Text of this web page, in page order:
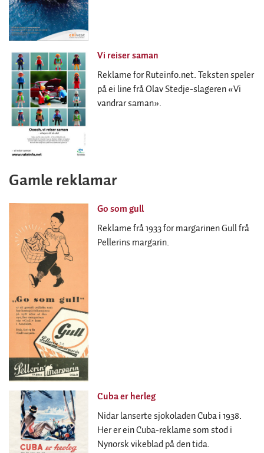
Vi reiser saman
Reklame for Ruteinfo.net. Teksten speler
på ei line frå Olav Stedje-slageren «Vi
vandrar saman».
Gamle reklamar
Go som gull
Reklame frå 1933 for margarinen Gull frå
Pellerins margarin.
Cuba er herleg
Nidar lanserte sjokoladen Cuba i 1938.
Her er ein Cuba-reklame som stod i
Nynorsk vikeblad på den tida.